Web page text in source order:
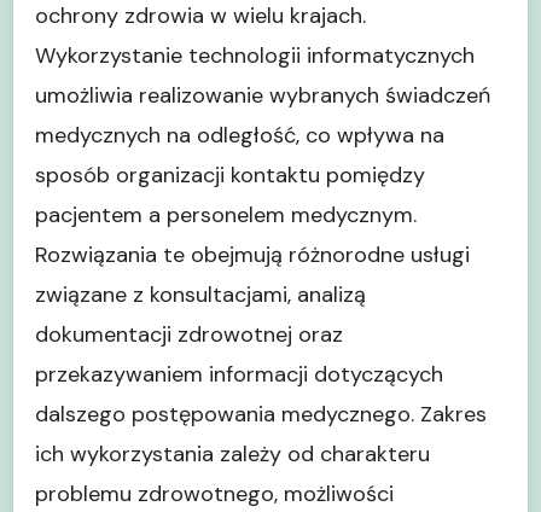
ochrony zdrowia w wielu krajach.
Wykorzystanie technologii informatycznych
umożliwia realizowanie wybranych świadczeń
medycznych na odległość, co wpływa na
sposób organizacji kontaktu pomiędzy
pacjentem a personelem medycznym.
Rozwiązania te obejmują różnorodne usługi
związane z konsultacjami, analizą
dokumentacji zdrowotnej oraz
przekazywaniem informacji dotyczących
dalszego postępowania medycznego. Zakres
ich wykorzystania zależy od charakteru
problemu zdrowotnego, możliwości